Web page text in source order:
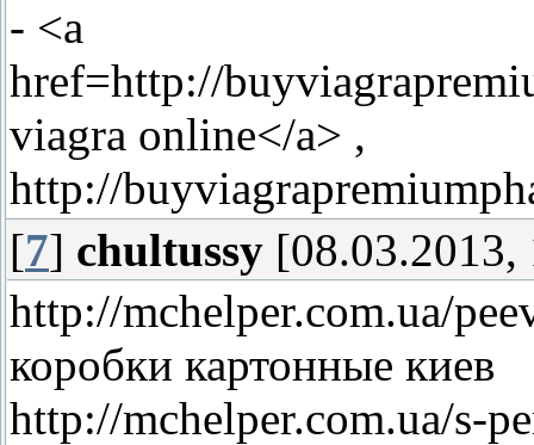
- <a
href=http://
viagra online</a> ,
http://
[7] chultussy [08.03.2013,
http://mchelper.com.ua/
коробки картонные киев
http://mchelper.com.ua/s-